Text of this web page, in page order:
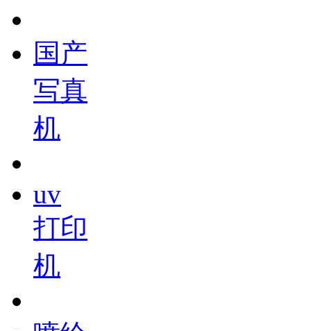
国产
写真
机
uv
打印
机